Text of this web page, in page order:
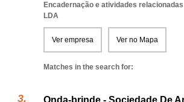
Encadernação e atividades relacionadas
LDA
Ver empresa Ver no Mapa
Matches in the search for:
Onda-brinde - Sociedade De